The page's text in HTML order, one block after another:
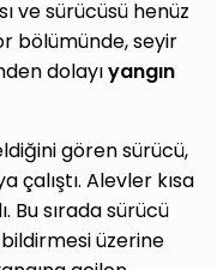
ve sürücüsü henüz
bölümünde, seyir
dolayıyangın
gören sürücü,
çalıştı. Alevler kısa
Bu sırada sürücü
üzerine